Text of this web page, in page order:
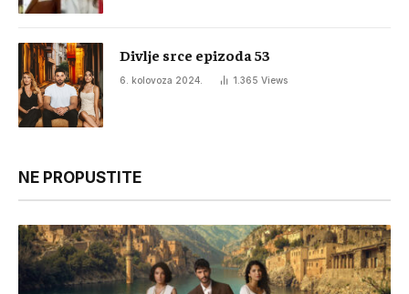
Divlje srce epizoda 53
6. kolovoza 2024. 1.365 Views
NE PROPUSTITE